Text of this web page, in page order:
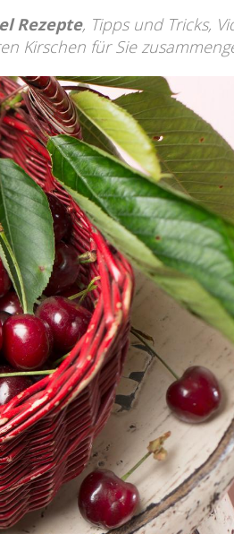
Rezepte, Tipps und Tricks,
Kirschen für Sie